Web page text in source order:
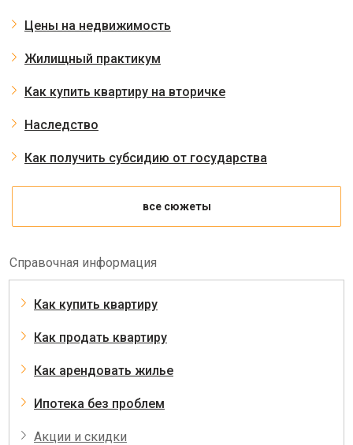
Цены на недвижимость
Жилищный практикум
Как купить квартиру на вторичке
Наследство
Как получить субсидию от государства
все сюжеты
Справочная информация
Как купить квартиру
Как продать квартиру
Как арендовать жилье
Ипотека без проблем
Акции и скидки